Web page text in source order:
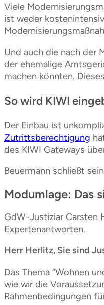
Viele
ist weder
Und auch die nach der
der ehemalige
machen könnten.
So wird KIWI
Der Einbau ist
Zutrittsberechtigung
des KIWI Gateways
Beuermann schließt
Modumlage: Das
GdW-Justiziar Carsten
Expertenantworten.
Herr Herlitz, Sie sind
Das Thema “Wohnen
wie wir die
Rahmenbedingungen